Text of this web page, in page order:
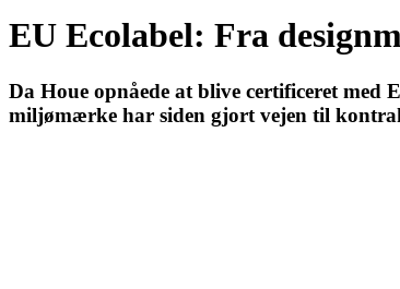
EU Ecolabel: Fra
Da Houe opnåede at blive certificeret med
miljømærke har siden gjort vejen til